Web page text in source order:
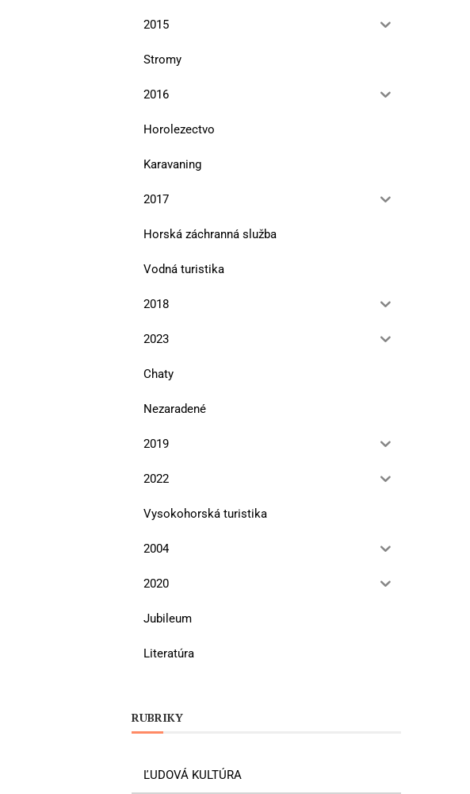
2015
Stromy
2016
Horolezectvo
Karavaning
2017
Horská záchranná služba
Vodná turistika
2018
2023
Chaty
Nezaradené
2019
2022
Vysokohorská turistika
2004
2020
Jubileum
Literatúra
RUBRIKY
ĽUDOVÁ KULTÚRA